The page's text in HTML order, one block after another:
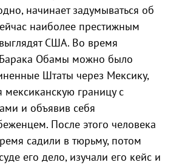
начинает задумываться об
наиболее престижным
США. Во время
Барака Обамы можно было
Штаты через Мексику,
мексиканскую границу с
и объявив себя
После этого человека
садили в тюрьму, потом
его дело, изучали его кейс и